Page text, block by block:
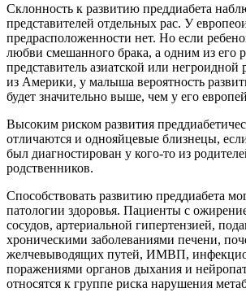
Склонность к развитию преддиабета
представителей отдельных рас. У
предрасположенности нет. Но если
любви смешанного брака, а одним из его
представитель азиатской или
из Америки, у малыша вероятность
будет значительно выше, чем у его
Высоким риском развития
отличаются и однояйцевые близнецы,
был диагностирован у кого-то из
родственников.
Способствовать развитию преддиабета
патологии здоровья. Пациенты с
сосудов, артериальной гипертензией,
хроническими заболеваниями печени,
желчевыводящих путей, ИМВП,
поражениями органов дыхания и
относятся к группе риска нарушения